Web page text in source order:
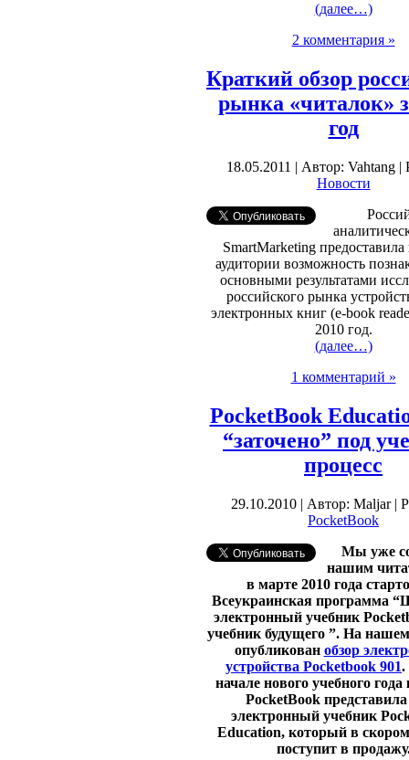
(далее…)
2 комментария »
Краткий обзор
рынка «читалок»
год
18.05.2011 | Автор: Vahtang |
Новости
SmartMarketing
аудитории возможность
основными результатами
российского рынка
электронных книг (e-book
2010 год.
(далее…)
1 комментарий »
PocketBook
“заточено” под
процесс
29.10.2010 | Автор: Maljar |
PocketBook
Мы уже
нашим
в марте 2010 года
Всеукраинская программа “
электронный учебник
учебник будущего ”. На
опубликован обзор
устройства Pocketbook 901.
начале нового учебного
PocketBook
электронный учебник
Education, который в
поступит в